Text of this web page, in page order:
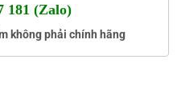
181 (Zalo)
không phải chính hãng